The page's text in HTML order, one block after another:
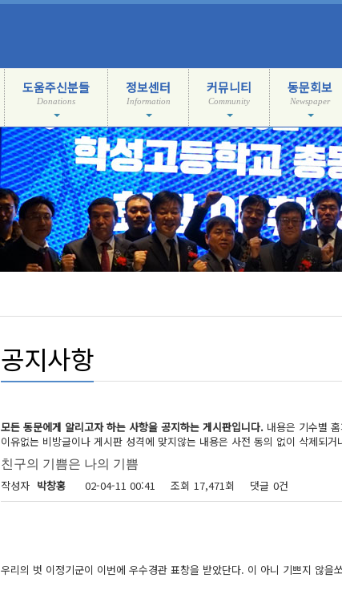
도움주신분들
Donations
정보센터
Information
커뮤니티
Community
동문회보
Newspaper
공지사항
모든 동문에게 알리고자 하는 사항을 공지하는 게시판입니다. 내용은 기수별
이유없는 비방글이나 게시판 성격에 맞지않는 내용은 사전 동의 없이 삭제되
친구의 기쁨은 나의 기쁨
페이지 정보
작성자 박창홍 02-04-11 00:41 조회 17,471회 댓글 0건
관련링크
우리의 벗 이정기군이 이번에 우수경관 표창을 받았단다. 이 아니 기쁘지 않